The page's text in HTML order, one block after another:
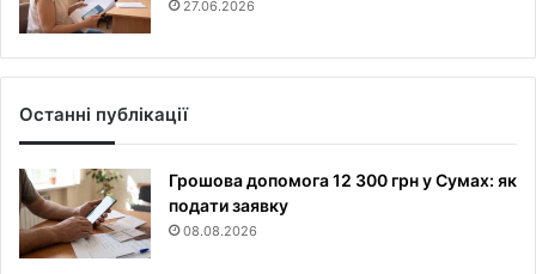
27.06.2026
Останні публікації
Грошова допомога 12 300 грн у Сумах: як
подати заявку
08.08.2026